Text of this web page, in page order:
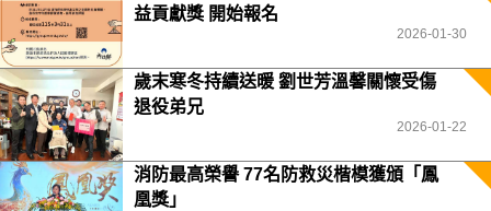
益貢獻獎 開始報名
2026-01-30
歲末寒冬持續送暖 劉世芳溫馨關懷受傷
退役弟兄
2026-01-22
消防最高榮譽 77名防救災楷模獲頒「鳳
凰獎」